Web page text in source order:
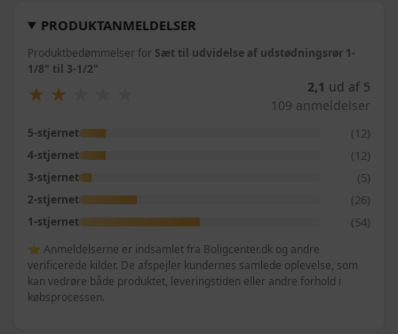
PRODUKTANMELDELSER
Produktbedømmelser for Sæt til udvidelse af udstødningsrør 1-
1/8" til 3-1/2"
★
★ ★
★ 2,1 ud af 5
109 anmeldelser
5-stjernet (12)
4-stjernet (12)
3-stjernet (5)
2-stjernet (26)
1-stjernet (54)
⭐ Anmeldelserne er indsamlet fra Boligcenter.dk og andre
verificerede kilder. De afspejler kundernes samlede oplevelse, som
kan vedrøre både produktet, leveringstiden eller andre forhold i
købsprocessen.